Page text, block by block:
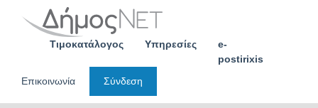
Τιμοκατάλογος Υπηρεσίες
e-
postirixis
Επικοινωνία
Σύνδεση